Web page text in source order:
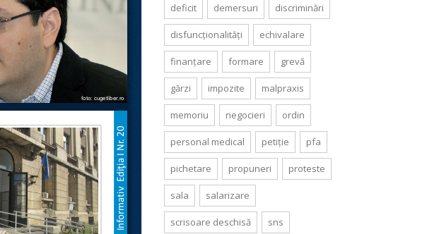
deficit demersuri discriminări
disfuncționalități echivalare
finanțare formare grevă
gărzi impozite malpraxis
memoriu negocieri ordin
personal medical petiție pfa
pichetare propuneri proteste
sala salarizare
scrisoare deschisă sns